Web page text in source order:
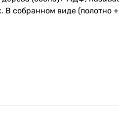
В собранном виде (полотно
и все необходимые